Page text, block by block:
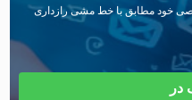
خود مطابق با خط مشی رازداری
در